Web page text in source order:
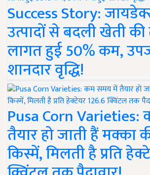
Success Story:
उत्पादों से बदली खेती की
लागत हुई 50% कम,
शानदार वृद्धि!
Pusa Corn
तैयार हो जाती हैं मक्का
किस्में, मिलती है प्रति